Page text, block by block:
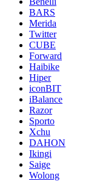
BARS
Merida
Twitter
CUBE
Forward
Haibike
Hiper
iconBIT
iBalance
Razor
Sporto
Xchu
DAHON
Ikingi
Saige
Wolong